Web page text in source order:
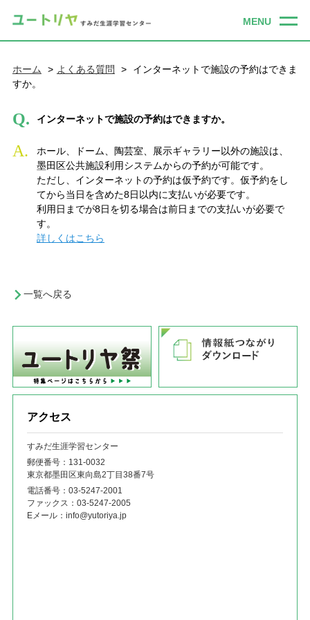
ホーム よくある質問
インターネットで施設の予約はできま
すか。
Q. インターネットで施設の予約はできますか。
A.
ホール、ドーム、陶芸室、展示ギャラリー以外の施設は、
墨田区公共施設利用システムからの予約が可能です。
ただし、インターネットの予約は仮予約です。仮予約をし
てから当日を含めた8日以内に支払いが必要です。
利用日までが8日を切る場合は前日までの支払いが必要で
す。
詳しくはこちら
一覧へ戻る
アクセス
すみだ生涯学習センター
郵便番号：131‐0032
東京都墨田区東向島2丁目38番7号
電話番号： 03-5247-2001
ファックス： 03-5247-2005
Eメール： info@yutoriya.jp